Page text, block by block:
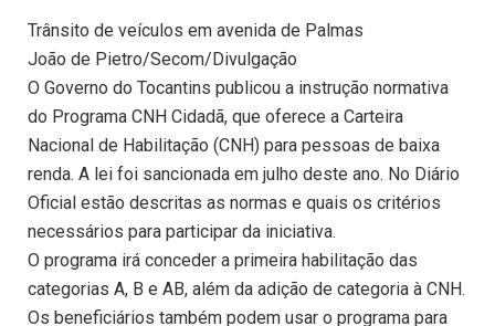
Trânsito de veículos em avenida de Palmas
João de Pietro/Secom/Divulgação
O Governo do Tocantins publicou a instrução normativa
do Programa CNH Cidadã, que oferece a Carteira
Nacional de Habilitação (CNH) para pessoas de baixa
renda. A lei foi sancionada em julho deste ano. No Diário
Oficial estão descritas as normas e quais os critérios
necessários para participar da iniciativa.
O programa irá conceder a primeira habilitação das
categorias A, B e AB, além da adição de categoria à CNH.
Os beneficiários também podem usar o programa para